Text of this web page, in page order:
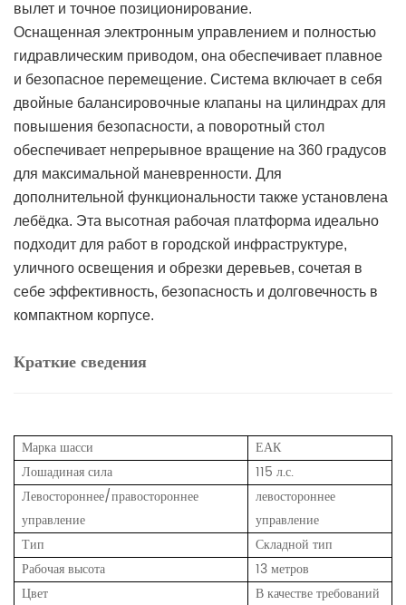
вылет и точное позиционирование.
Оснащенная электронным управлением и полностью
гидравлическим приводом, она обеспечивает плавное
и безопасное перемещение. Система включает в себя
двойные балансировочные клапаны на цилиндрах для
повышения безопасности, а поворотный стол
обеспечивает непрерывное вращение на 360 градусов
для максимальной маневренности. Для
дополнительной функциональности также установлена
лебёдка. Эта высотная рабочая платформа идеально
подходит для работ в городской инфраструктуре,
уличного освещения и обрезки деревьев, сочетая в
себе эффективность, безопасность и долговечность в
компактном корпусе.
Краткие сведения
Марка шасси
ЕАК
Лошадиная сила
115 л.с.
Левостороннее/правостороннее
управление
левостороннее
управление
Тип
Складной тип
Рабочая высота
13 метров
Цвет
В качестве требований